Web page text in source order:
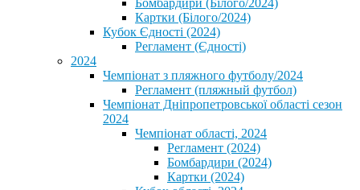
Бомбардири (Білого/2024)
Картки (Білого/2024)
Кубок Єдності (2024)
Регламент (Єдності)
2024
Чемпіонат з пляжного футболу/2024
Регламент (пляжный футбол)
Чемпіонат Дніпропетровської області сезон
2024
Чемпіонат області, 2024
Регламент (2024)
Бомбардири (2024)
Картки (2024)